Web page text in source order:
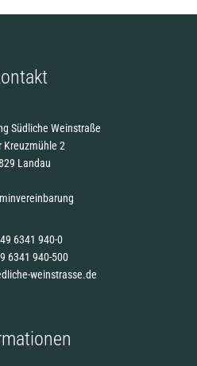
Südliche Weinstraße
Kreuzmühle 2
Landau
6341 940-0
6341 940-500
weinstrasse.de